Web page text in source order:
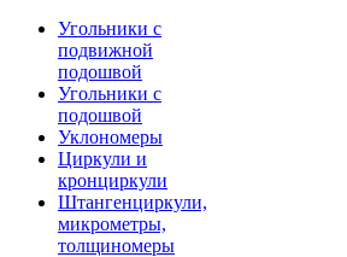
Угольники с
подвижной
подошвой
Угольники с
подошвой
Уклономеры
Циркули и
кронциркули
Штангенциркули,
микрометры,
толщиномеры